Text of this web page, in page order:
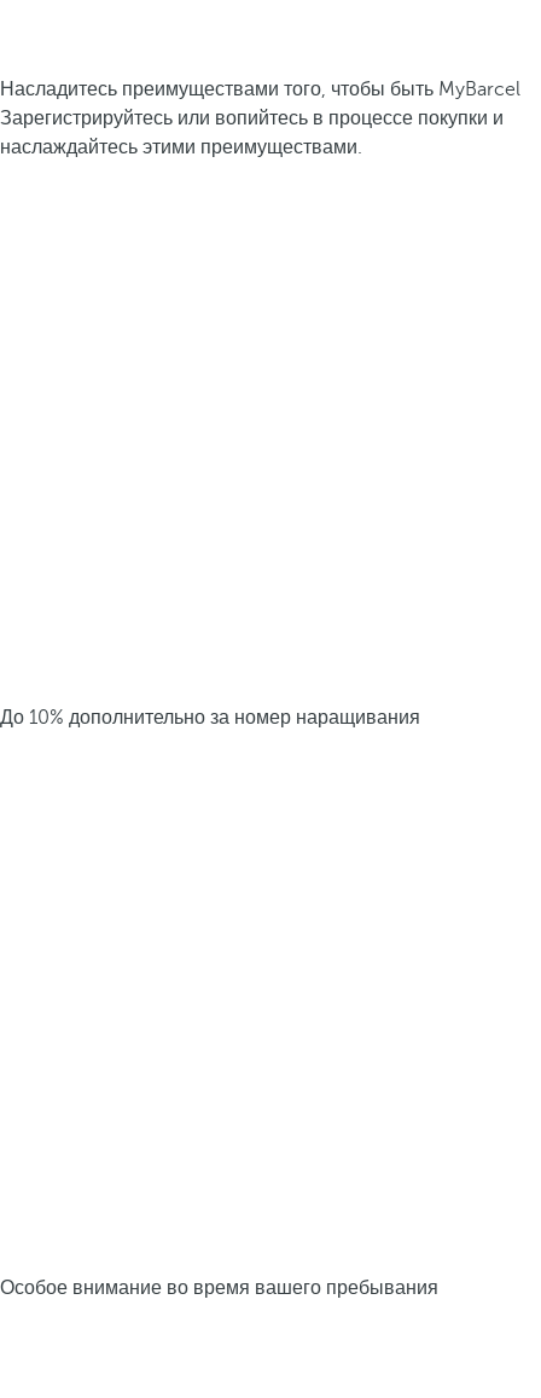
Насладитесь преимуществами того, чтобы быть MyBarcel
Зарегистрируйтесь или вопийтесь в процессе покупки и
наслаждайтесь этими преимуществами.
До 10% дополнительно за номер наращивания
Особое внимание во время вашего пребывания